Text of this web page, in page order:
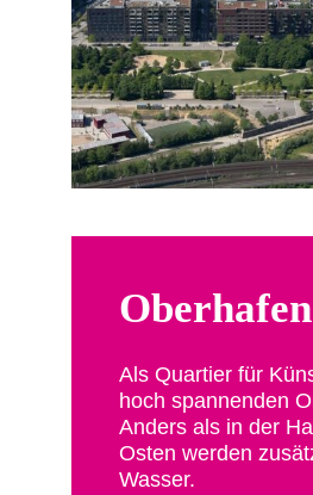
Oberhafen
Als Quartier für
hoch spannenden
Anders als in der
Osten werden
Wasser.